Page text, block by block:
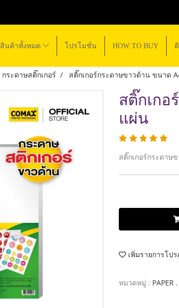
สินค้าทั้งหมด โปรโมชั่น HOW TO BUY
กระดาษสติ๊กเกอร์ สติ๊กเกอร์กระดาษขาวด้าน ขนาด
สติ๊กเก
แผ่น
สติ๊กเกอร์กระดาษ
เพิ่มรายการโป
หมวดหมู่ : PAPER ,